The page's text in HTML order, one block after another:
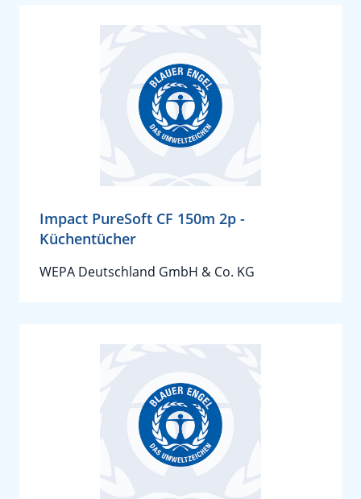
Impact PureSoft CF 150m 2p -
Küchentücher
WEPA Deutschland GmbH & Co. KG